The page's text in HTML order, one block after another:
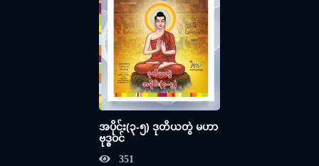
အပိုင်း(၃-၅) ဒုတိယတွဲ မဟာ
ဗုဒ္ဓဝင်
351